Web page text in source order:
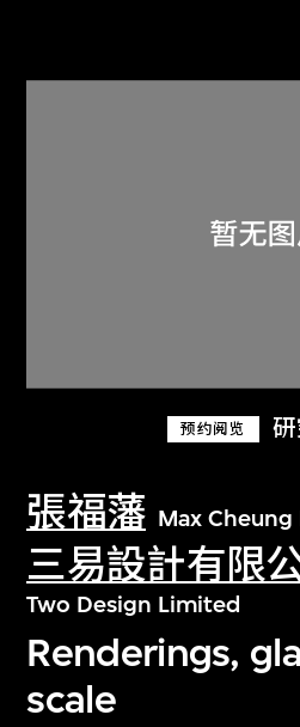
预约阅览
張福藩 Max Cheung
三易設計有限
Two Design Limited
Renderings,
scale
关于M+藏品
探索世界顶级的二十及
文化藏品。